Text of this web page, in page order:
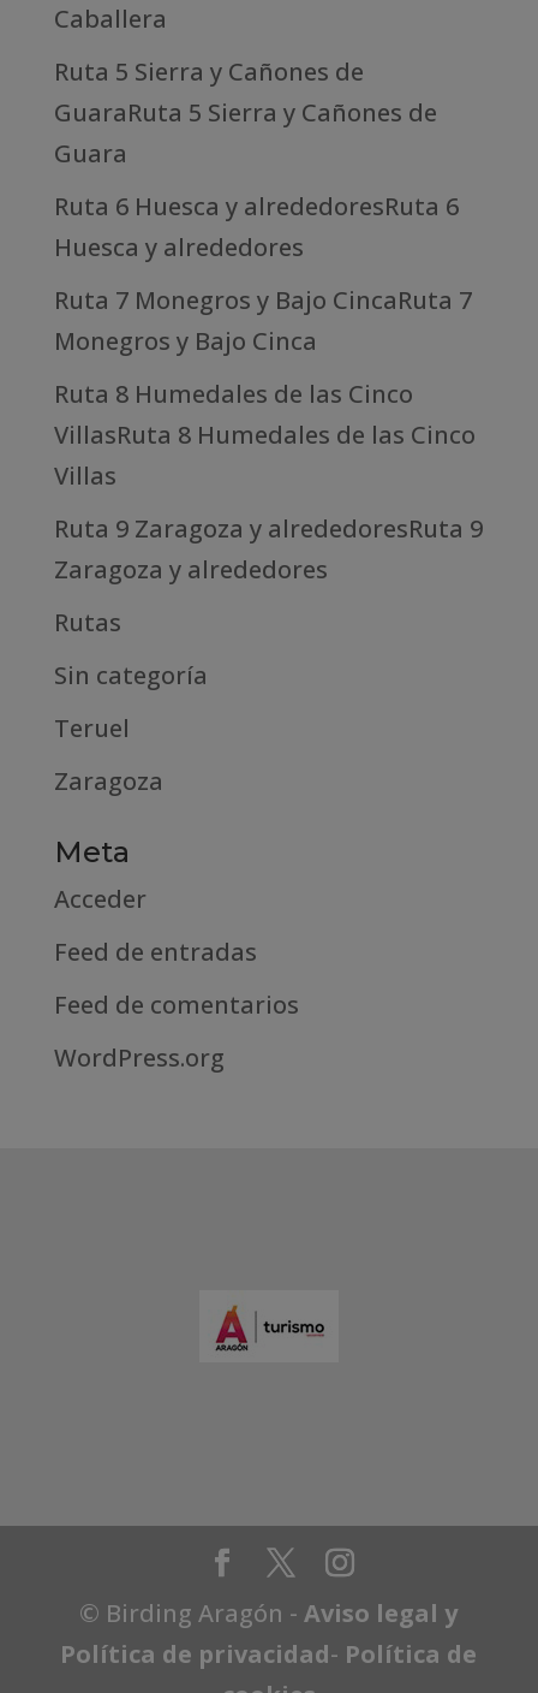
Caballera
Ruta 5 Sierra y Cañones de
GuaraRuta 5 Sierra y Cañones de
Guara
Ruta 6 Huesca y alrededoresRuta 6
Huesca y alrededores
Ruta 7 Monegros y Bajo CincaRuta 7
Monegros y Bajo Cinca
Ruta 8 Humedales de las Cinco
VillasRuta 8 Humedales de las Cinco
Villas
Ruta 9 Zaragoza y alrededoresRuta 9
Zaragoza y alrededores
Rutas
Sin categoría
Teruel
Zaragoza
Meta
Acceder
Feed de entradas
Feed de comentarios
WordPress.org
© Birding Aragón -Aviso legal y
Política de privacidad- Política de